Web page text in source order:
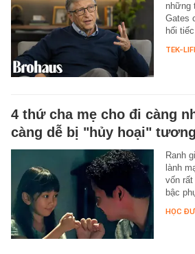
những
Gates
hối
TEK-
4 thứ cha mẹ cho đi càng
càng dễ bị "hủy hoại"
Ranh
lành
vốn rất
bậc
HỌC